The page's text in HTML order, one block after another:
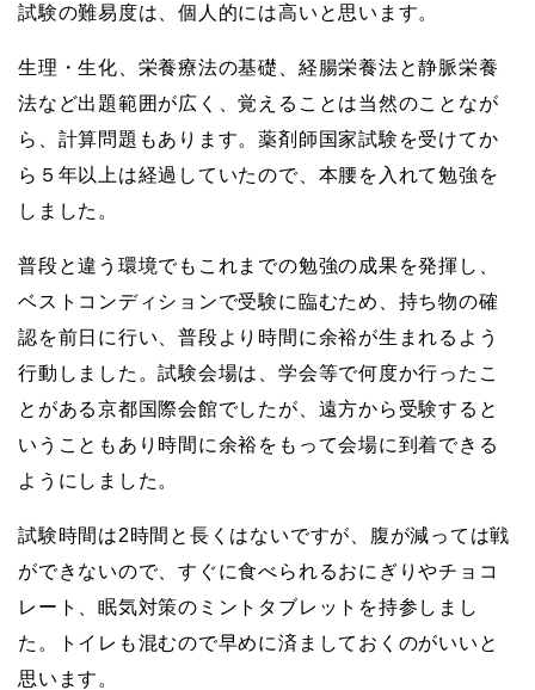
試験の難易度は、個人的には高いと思います。
生理・生化、栄養療法の基礎、経腸栄養法と静脈栄養
法など出題範囲が広く、覚えることは当然のことなが
ら、計算問題もあります。薬剤師国家試験を受けてか
ら５年以上は経過していたので、本腰を入れて勉強を
しました。
普段と違う環境でもこれまでの勉強の成果を発揮し、
ベストコンディションで受験に臨むため、持ち物の確
認を前日に行い、普段より時間に余裕が生まれるよう
行動しました。試験会場は、学会等で何度か行ったこ
とがある京都国際会館でしたが、遠方から受験すると
いうこともあり時間に余裕をもって会場に到着できる
ようにしました。
試験時間は2時間と長くはないですが、腹が減っては戦
ができないので、すぐに食べられるおにぎりやチョコ
レート、眠気対策のミントタブレットを持参しまし
た。トイレも混むので早めに済ましておくのがいいと
思います。